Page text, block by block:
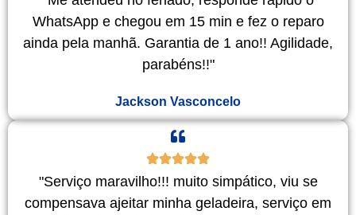
WhatsApp e chegou em 15 min e fez o reparo
ainda pela manhã. Garantia de 1 ano!! Agilidade,
parabéns!!"
Jackson Vasconcelo
"Serviço maravilho!!! muito simpático, viu se
compensava ajeitar minha geladeira, serviço em